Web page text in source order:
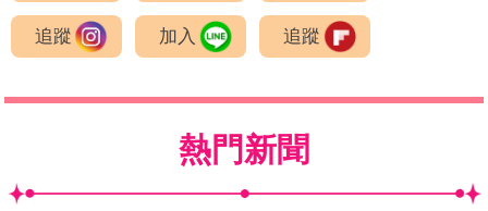
追蹤 加入 追蹤
熱門新聞